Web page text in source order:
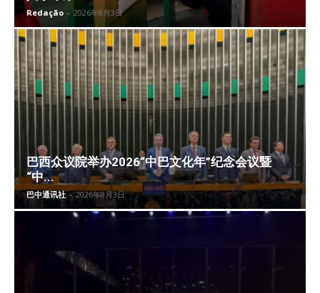
Redação - 2026年8月3日
巴西众议院举办2026“中巴文化年”纪念会议暨
“中...
巴中通讯社 - 2026年8月3日